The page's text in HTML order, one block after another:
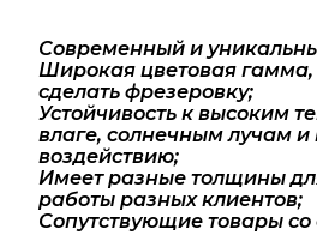
Современный и
Широкая цветовая гамма,
сделать фрезеровку;
Устойчивость к высоким
влаге, солнечным лучам
воздействию;
Имеет разные толщины
работы разных клиентов;
Сопутствующие товары